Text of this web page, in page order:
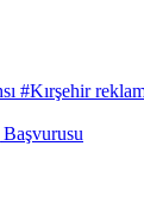
#Kırşehir